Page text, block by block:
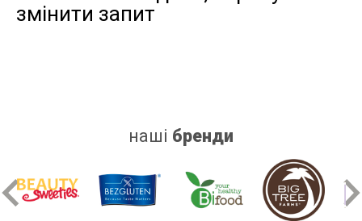
дріжджів
змінити запит
наші бренди